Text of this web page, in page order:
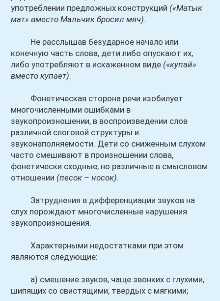
употреблении предложных конструкций («Матык
мат» вместо Мальчик бросил мяч).
Не расслышав безударное начало или
конечную часть слова, дети либо опускают их,
либо употребляют в искаженном виде («купай»
вместо купает).
Фонетическая сторона речи изобилует
многочисленными ошибками в
звукопроизношении, в воспроизведении слов
различной слоговой структуры и
звуконаполняемости. Дети со сниженным слухом
часто смешивают в произношении слова,
фонетически сходные, но различные в смысловом
отношении (песок – носок).
Затруднения в дифференциации звуков на
слух порождают многочисленные нарушения
звукопроизношения.
Характерными недостатками при этом
являются следующие:
а) смешение звуков, чаще звонких с глухими,
шипящих со свистящими, твердых с мягкими;